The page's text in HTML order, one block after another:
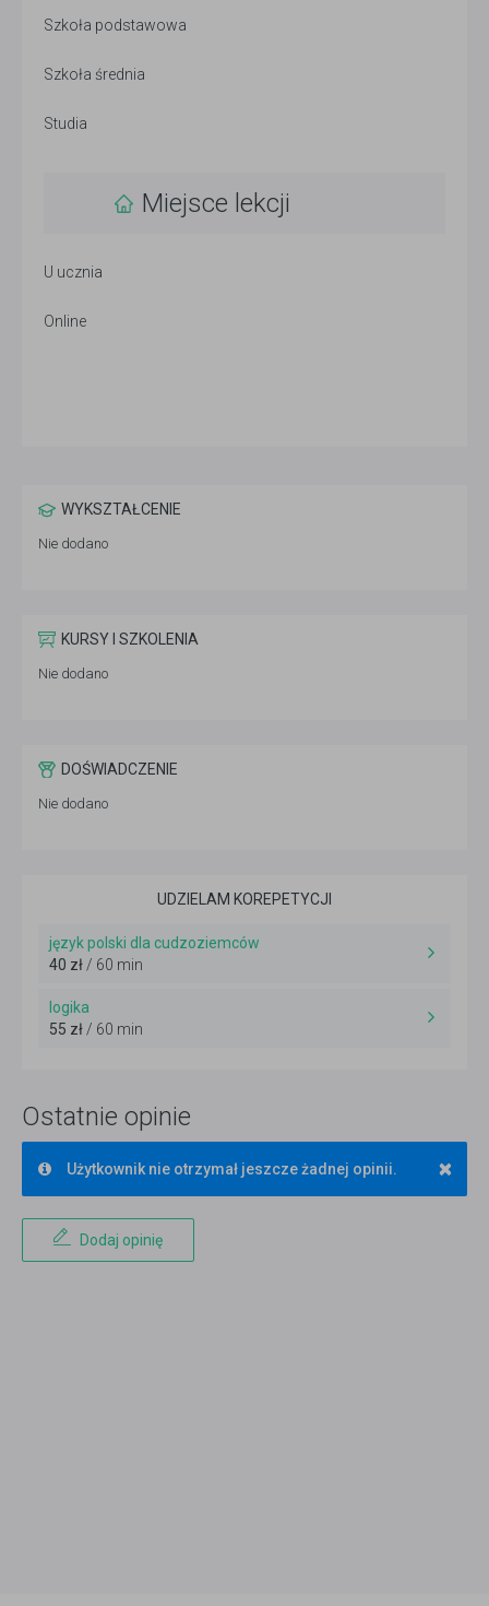
Szkoła podstawowa
Szkoła średnia
Studia
Miejsce lekcji
U ucznia
Online
WYKSZTAŁCENIE
Nie dodano
KURSY I SZKOLENIA
Nie dodano
DOŚWIADCZENIE
Nie dodano
UDZIELAM KOREPETYCJI
język polski dla cudzoziemców
40 zł/ 60 min
logika
55 zł/ 60 min
Ostatnie opinie
×
Użytkownik nie otrzymał jeszcze żadnej opinii.
Dodaj opinię